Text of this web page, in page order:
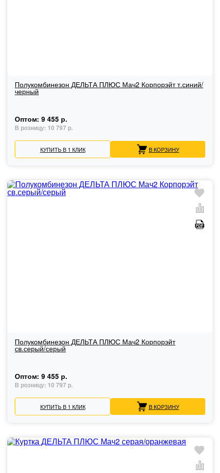
Полукомбинезон ДЕЛЬТА ПЛЮС Мач2 Корпорэйт т.синий/
черный
Оптом: 9 455 р.
В розницу: 10 797 р.
КУПИТЬ В 1 КЛИК В КОРЗИНУ
Полукомбинезон ДЕЛЬТА ПЛЮС Мач2 Корпорэйт
св.серый/серый
Оптом: 9 455 р.
В розницу: 10 797 р.
КУПИТЬ В 1 КЛИК В КОРЗИНУ